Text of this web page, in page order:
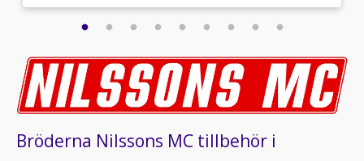
Bröderna Nilssons MC tillbehör i